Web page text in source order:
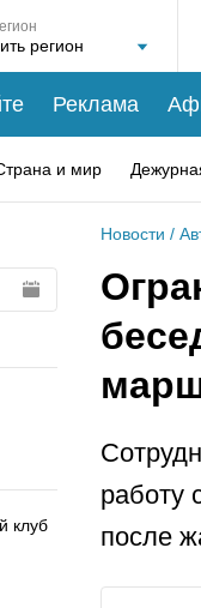
Реклама
и мир
клуб
Новости /
работу
после